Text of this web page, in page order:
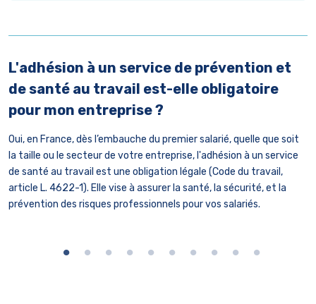
L'adhésion à un service de prévention et
de santé au travail est-elle obligatoire
pour mon entreprise ?
Oui, en France, dès l’embauche du premier salarié, quelle que soit
la taille ou le secteur de votre entreprise, l'adhésion à un service
de santé au travail est une obligation légale (Code du travail,
article L. 4622-1). Elle vise à assurer la santé, la sécurité, et la
prévention des risques professionnels pour vos salariés.